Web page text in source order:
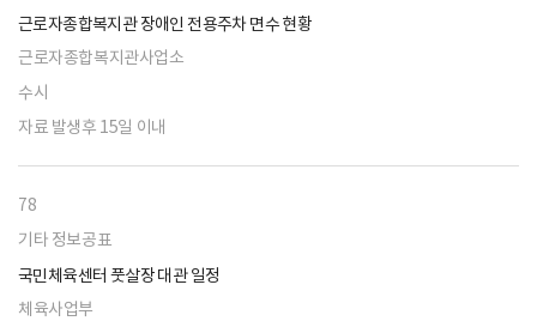
근로자종합복지관 장애인 전용주차 면수 현황
근로자종합복지관사업소
수시
자료 발생후 15일 이내
78
기타 정보공표
국민체육센터 풋살장 대관 일정
체육사업부